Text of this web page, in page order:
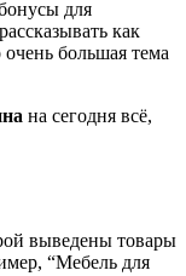
для
как
большая тема
на сегодня всё,
выведены товары
“Мебель для